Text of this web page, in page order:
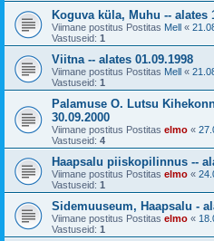
Koguva küla, Muhu -- alates
Viimane postitus Postitas Mell «
Vastuseid: 1
Viitna -- alates 01.09.1998
Viimane postitus Postitas Mell «
Vastuseid: 1
Palamuse O. Lutsu
30.09.2000
Viimane postitus Postitas elmo «
Vastuseid: 4
Haapsalu piiskopilinnus --
Viimane postitus Postitas elmo «
Vastuseid: 1
Sidemuuseum, Haapsalu -
Viimane postitus Postitas elmo «
Vastuseid: 1